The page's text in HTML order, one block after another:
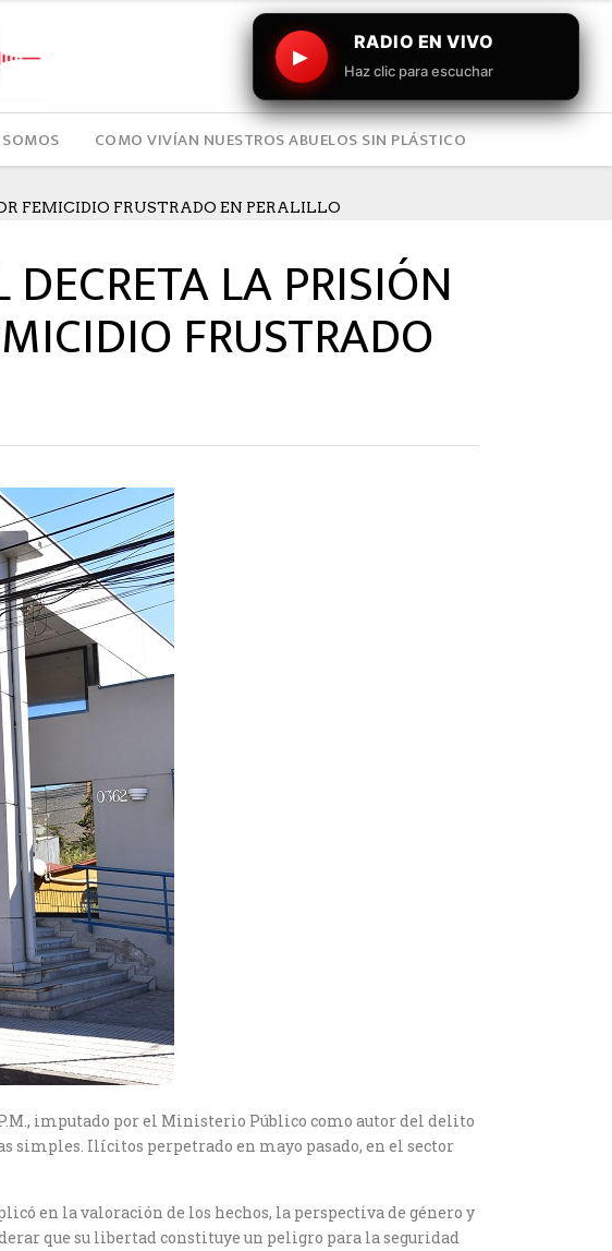
▶
RADIO EN VIVO
Haz clic para escuchar
COMO VIVÍAN NUESTROS ABUELOS SIN PLÁSTICO
FEMICIDIO FRUSTRADO EN PERALILLO
LA PRISIÓN
FRUSTRADO
imputado por el Ministerio Público como autor del delito
Ilícitos perpetrado en mayo pasado, en el sector
en la valoración de los hechos, la perspectiva de género y
que su libertad constituye un peligro para la seguridad